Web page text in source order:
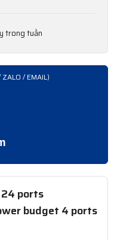
trong tuần
/ EMAIL)
24 ports
budget 4 ports